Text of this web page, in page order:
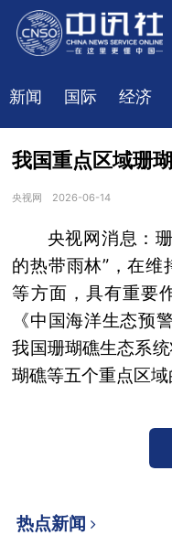
新闻 国际 经济
我国重点区域珊
央视网 2026-06-14
央视网消息：
的热带雨林”，在
等方面，具有重要
《中国海洋生态预
我国珊瑚礁生态系
瑚礁等五个重点区域
热点新闻